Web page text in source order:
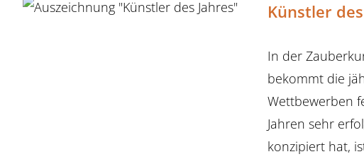
Künstler
In der
bekommt die
Wettbewerben
Jahren sehr
konzipiert hat,